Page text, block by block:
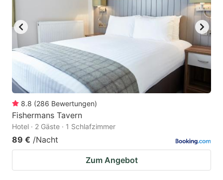
8.8 (286 Bewertungen)
Fishermans Tavern
Hotel · 2 Gäste · 1 Schlafzimmer
89 € /Nacht
Zum Angebot